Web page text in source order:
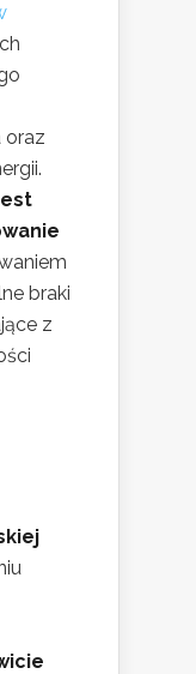
oraz
braki
z